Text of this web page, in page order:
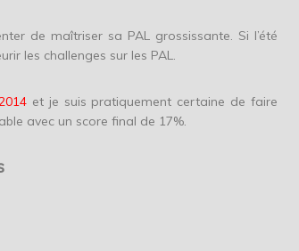
de maîtriser sa PAL grossissante. Si l’été
les challenges sur les PAL.
et je suis pratiquement certaine de faire
avec un score final de 17%.